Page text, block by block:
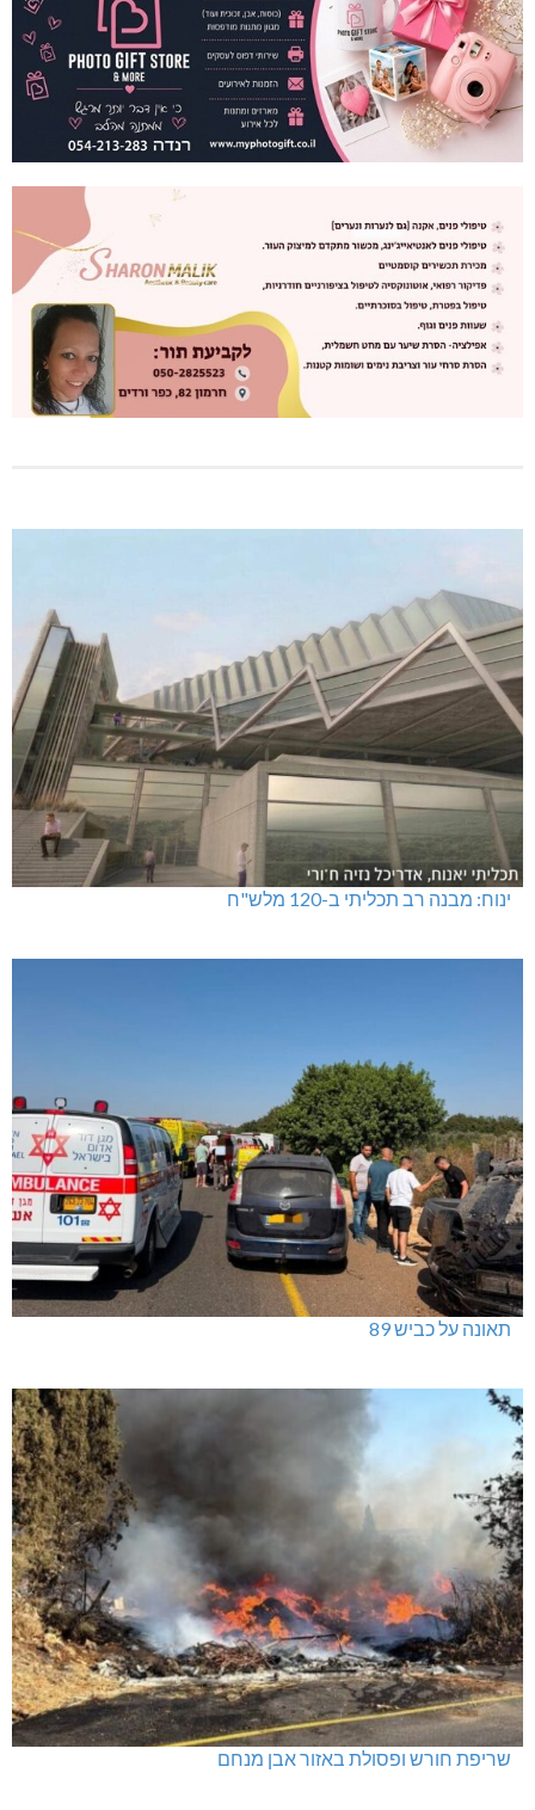
ינוח: מבנה רב תכליתי ב-120 מלש"ח
תאונה על כביש 89
שריפת חורש ופסולת באזור אבן מנחם